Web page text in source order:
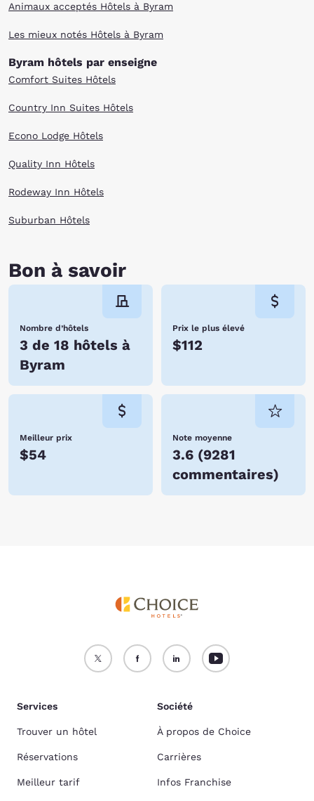
Animaux acceptés Hôtels à Byram
Les mieux notés Hôtels à Byram
Byram hôtels par enseigne
Comfort Suites Hôtels
Country Inn Suites Hôtels
Econo Lodge Hôtels
Quality Inn Hôtels
Rodeway Inn Hôtels
Suburban Hôtels
Bon à savoir
Nombre d’hôtels
3 de 18 hôtels à
Byram
Prix le plus élevé
$112
Meilleur prix
$54
Note moyenne
3.6 (9281
commentaires)
Services
Trouver un hôtel
Réservations
Meilleur tarif
Société
À propos de Choice
Carrières
Infos Franchise